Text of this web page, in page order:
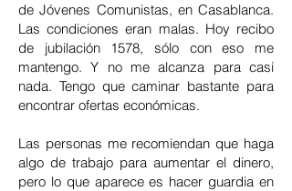
de Jóvenes Comunistas, en Casablanca.
Las condiciones eran malas. Hoy recibo
de jubilación 1578, sólo con eso me
mantengo. Y no me alcanza para casi
nada. Tengo que caminar bastante para
encontrar ofertas económicas.
Las personas me recomiendan que haga
algo de trabajo para aumentar el dinero,
pero lo que aparece es hacer guardia en